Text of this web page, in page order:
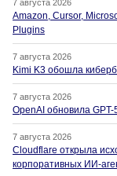
7 августа 2026
Amazon, Cursor,
Plugins
7 августа 2026
Kimi K3 обошла
7 августа 2026
OpenAI обновила
7 августа 2026
Cloudflare открыла
корпоративных ИИ-